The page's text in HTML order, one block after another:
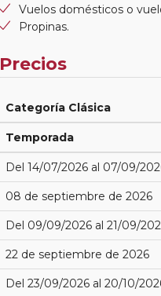
Vuelos domésticos o
Propinas.
Precios
Categoría Clásica
Temporada
Del 14/07/2026 al 07/09/
08 de septiembre de 2026
Del 09/09/2026 al 21/09/
22 de septiembre de 2026
Del 23/09/2026 al 20/10/